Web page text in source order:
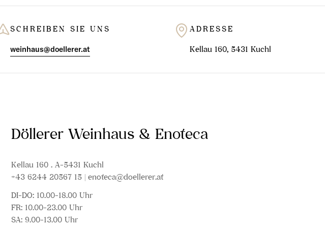
SCHREIBEN SIE UNS
weinhaus@doellerer.at
ADRESSE
Kellau 160, 5431 Kuchl
Döllerer Weinhaus & Enoteca
Kellau 160 . A-5431 Kuchl
+43 6244 20567 15 | enoteca@doellerer.at
DI-DO: 10.00-18.00 Uhr
FR: 10.00-23.00 Uhr
SA: 9.00-13.00 Uhr